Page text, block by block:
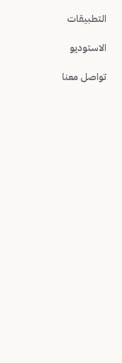
التطبيقات
الاستوديو
تواصل معنا